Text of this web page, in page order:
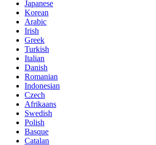
Japanese
Korean
Arabic
Irish
Greek
Turkish
Italian
Danish
Romanian
Indonesian
Czech
Afrikaans
Swedish
Polish
Basque
Catalan